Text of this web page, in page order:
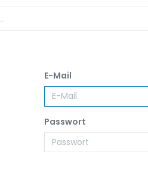
E-Mail
Passwort